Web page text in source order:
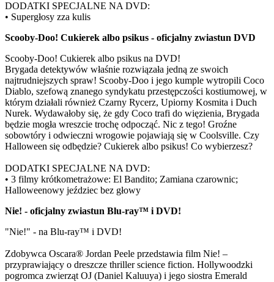
DODATKI SPECJALNE NA DVD:
• Supergłosy zza kulis
Scooby-Doo! Cukierek albo psikus - oficjalny zwiastun DVD
Scooby-Doo! Cukierek albo psikus na DVD!
Brygada detektywów właśnie rozwiązała jedną ze swoich
najtrudniejszych spraw! Scooby-Doo i jego kumple wytropili Coco
Diablo, szefową znanego syndykatu przestępczości kostiumowej, w
którym działali również Czarny Rycerz, Upiorny Kosmita i Duch
Nurek. Wydawałoby się, że gdy Coco trafi do więzienia, Brygada
będzie mogła wreszcie trochę odpocząć. Nic z tego! Groźne
sobowtóry i odwieczni wrogowie pojawiają się w Coolsville. Czy
Halloween się odbędzie? Cukierek albo psikus! Co wybierzesz?
DODATKI SPECJALNE NA DVD:
• 3 filmy krótkometrażowe: El Bandito; Zamiana czarownic;
Halloweenowy jeździec bez głowy
Nie! - oficjalny zwiastun Blu-ray™ i DVD!
"Nie!" - na Blu-ray™ i DVD!
Zdobywca Oscara® Jordan Peele przedstawia film Nie! –
przyprawiający o dreszcze thriller science fiction. Hollywoodzki
pogromca zwierząt OJ (Daniel Kaluuya) i jego siostra Emerald